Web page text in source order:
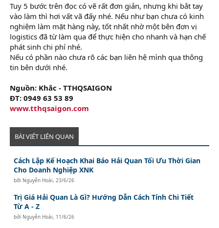
Tuy 5 bước trên đọc có vẽ rất đơn giản, nhưng khi bắt tay
vào làm thì hơi vất vã đấy nhé. Nếu như bạn chưa có kinh
nghiệm làm mặt hàng này, tốt nhất nhờ một bên đơn vị
logistics đã từ làm qua để thực hiện cho nhanh và hạn chế
phát sinh chi phí nhé.
Nếu có phần nào chưa rõ các bạn liên hệ mình qua thông
tin bên dưới nhé.
Nguồn: Khắc - TTHQSAIGON
ĐT: 0949 63 53 89
www.tthqsaigon.com
BÀI VIẾT LIÊN QUAN
Cách Lập Kế Hoạch Khai Báo Hải Quan Tối Ưu Thời Gian
Cho Doanh Nghiệp XNK
bởi Nguyễn Hoài, 23/6/26
Trị Giá Hải Quan Là Gì? Hướng Dẫn Cách Tính Chi Tiết
Từ A - Z
bởi Nguyễn Hoài, 11/6/26